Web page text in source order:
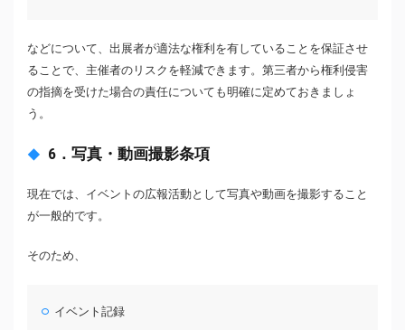
などについて、出展者が適法な権利を有していることを保証させ
ることで、主催者のリスクを軽減できます。第三者から権利侵害
の指摘を受けた場合の責任についても明確に定めておきましょ
う。
6．写真・動画撮影条項
現在では、イベントの広報活動として写真や動画を撮影すること
が一般的です。
そのため、
イベント記録